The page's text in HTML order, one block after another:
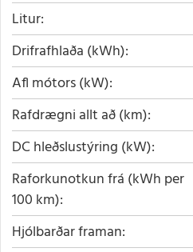
Litur
Drifrafhlaða (kWh)
Afl mótors (kW)
Rafdrægni allt að (km)
DC hleðslustýring (kW)
Raforkunotkun frá (kWh per
100 km)
Hjólbarðar framan